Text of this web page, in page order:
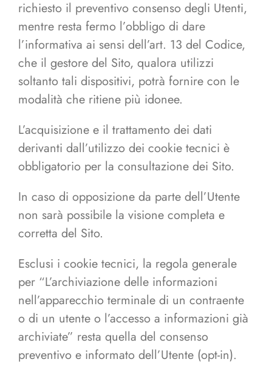
richiesto il preventivo consenso degli Utenti,
mentre resta fermo l’obbligo di dare
l’informativa ai sensi dell’art. 13 del Codice,
che il gestore del Sito, qualora utilizzi
soltanto tali dispositivi, potrà fornire con le
modalità che ritiene più idonee.
L’acquisizione e il trattamento dei dati
derivanti dall’utilizzo dei cookie tecnici è
obbligatorio per la consultazione dei Sito.
In caso di opposizione da parte dell’Utente
non sarà possibile la visione completa e
corretta del Sito.
Esclusi i cookie tecnici, la regola generale
per “L’archiviazione delle informazioni
nell’apparecchio terminale di un contraente
o di un utente o l’accesso a informazioni già
archiviate” resta quella del consenso
preventivo e informato dell’Utente (opt-in).